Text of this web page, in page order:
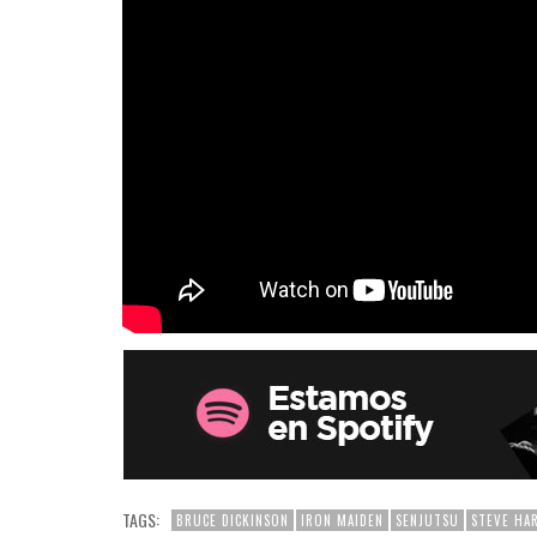
TAGS: BRUCE DICKINSON IRON MAIDEN SENJUTSU STEVE